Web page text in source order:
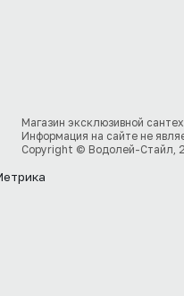
Магазин эксклюзивной
Информация на сайте не
Copyright © Водолей-Стайл,